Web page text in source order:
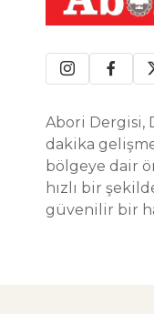
Abori Dergisi,
dakika
bölgeye dair
hızlı bir
güvenilir bir